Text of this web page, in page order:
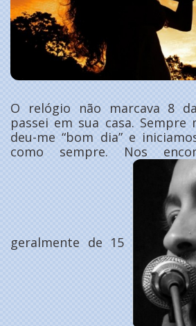
O relógio não marcava 8
passei em sua casa.
deu-me “bom dia” e
como sempre. Nos
geralmente de 15